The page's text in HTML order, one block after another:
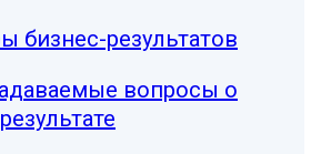
бизнес-результатов
вопросы о